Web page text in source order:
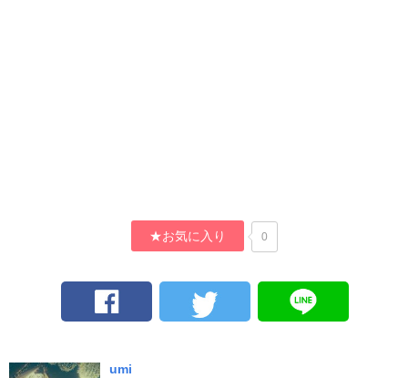
★お気に入り 0
umi